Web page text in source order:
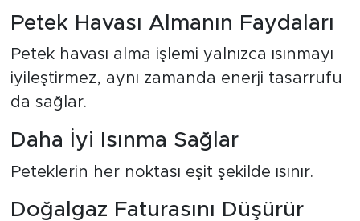
Petek Havası Almanın Faydaları
Petek havası alma işlemi yalnızca ısınmayı
iyileştirmez, aynı zamanda enerji tasarrufu
da sağlar.
Daha İyi Isınma Sağlar
Peteklerin her noktası eşit şekilde ısınır.
Doğalgaz Faturasını Düşürür